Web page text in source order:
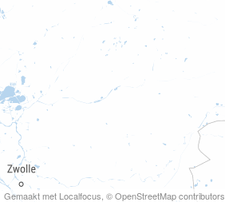
Gemaakt met Localfocus © OpenStreetMap contributors